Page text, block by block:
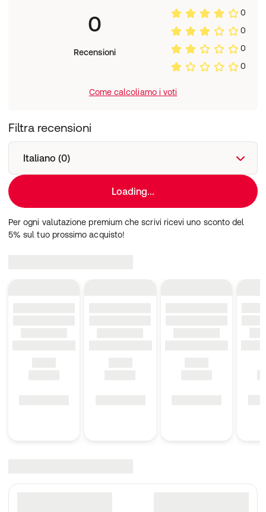
0
Recensioni
0
0
0
0
Come calcoliamo i voti
Filtra recensioni
Italiano (0)
Loading...
Per ogni valutazione premium che scrivi ricevi uno sconto del
5% sul tuo prossimo acquisto!